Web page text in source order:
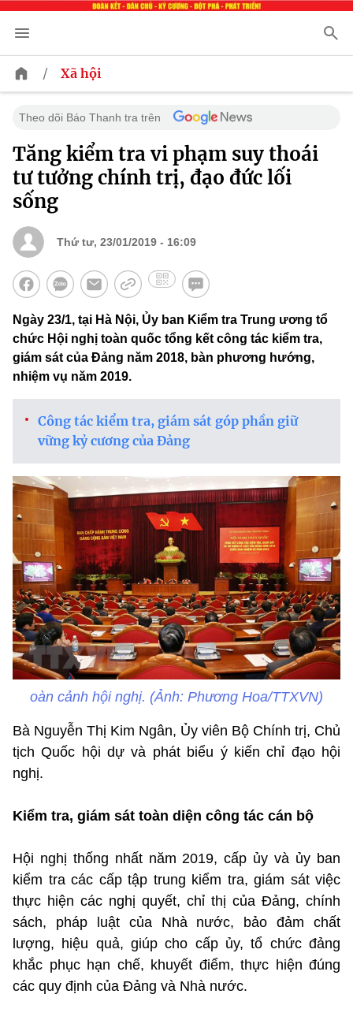
/ Xã hội
Theo dõi Báo Thanh tra trên
Tăng kiểm tra vi phạm suy thoái
tư tưởng chính trị, đạo đức lối
sống
Thứ tư, 23/01/2019 - 16:09
Ngày 23/1, tại Hà Nội, Ủy ban Kiểm tra Trung ương tổ
chức Hội nghị toàn quốc tổng kết công tác kiểm tra,
giám sát của Đảng năm 2018, bàn phương hướng,
nhiệm vụ năm 2019.
Công tác kiểm tra, giám sát góp phần giữ
vững kỷ cương của Đảng
oàn cảnh hội nghị. (Ảnh: Phương Hoa/TTXVN)
Bà Nguyễn Thị Kim Ngân, Ủy viên Bộ Chính trị, Chủ
tịch Quốc hội dự và phát biểu ý kiến chỉ đạo hội
nghị.
Kiểm tra, giám sát toàn diện công tác cán bộ
Hội nghị thống nhất năm 2019, cấp ủy và ủy ban
kiểm tra các cấp tập trung kiểm tra, giám sát việc
thực hiện các nghị quyết, chỉ thị của Đảng, chính
sách, pháp luật của Nhà nước, bảo đảm chất
lượng, hiệu quả, giúp cho cấp ủy, tổ chức đảng
khắc phục hạn chế, khuyết điểm, thực hiện đúng
các quy định của Đảng và Nhà nước.